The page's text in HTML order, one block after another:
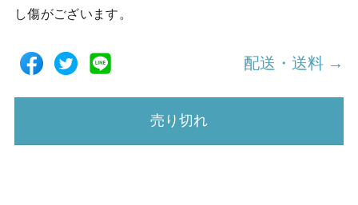
し傷がございます。
配送・送料 →
売り切れ